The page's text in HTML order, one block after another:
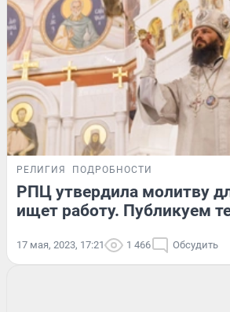
РЕЛИГИЯ ПОДРОБНОСТИ
РПЦ утвердила молитву
ищет работу. Публикуем
17 мая, 2023, 17:21 1 466 Обсудить